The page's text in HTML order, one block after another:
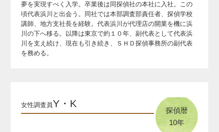
夢を実現すべく入学。 卒業後は同探偵社の本社に入社。この
頃代表浜川と出会う。
同社では本部調査部責任者、探偵学校
講師、地方支社長を経験。 代表浜川が代理店の開業を機に浜
川の下へ移る。
以降は東京で約１０年、副代表として代表浜
川を支え続け、 現在も引き続き、ＳＨＤ探偵事務所の副代表
を務める。
女性調査員Y・K
探偵暦
10年